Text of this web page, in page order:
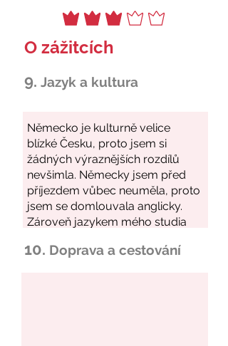
O zážitcích
9. Jazyk a kultura
10. Doprava a cestování